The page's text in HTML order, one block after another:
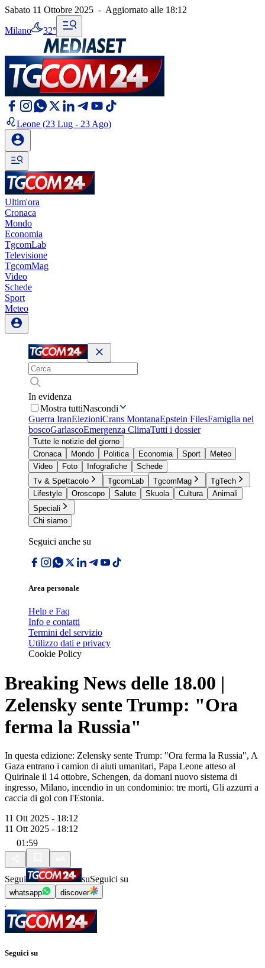
Sabato 11 Ottobre 2025 - Aggiornato alle 18:12
Milano 32°
Leone (23 Lug - 23 Ago)
Ultim'ora
Cronaca
Mondo
Economia
TgcomLab
Televisione
TgcomMag
Video
Schede
Sport
Meteo
In evidenza
Mostra tuttiNascondi
Guerra IranElezioniCrans MontanaEpstein FilesFamiglia nel
boscoGarlascoEmergenza ClimaTutti i dossier
Tutte le notizie del giorno
Cronaca
Mondo Politica Economia Sport
Meteo
Video
Foto Infografiche
Schede
Tv & Spettacolo
TgcomLab TgcomMag
TgTech
Lifestyle
Oroscopo Salute Skuola Cultura
Animali
Speciali
Chi siamo
Seguici anche su
Area personale
Help e Faq
Info e contatti
Termini del servizio
Utilizzo dati e privacy
Cookie Policy
Breaking News delle 18.00 |
Zelensky sente Trump: "Ora
ferma la Russia"
In questa edizione: Zelensky sente Trump: "Ora ferma la Russia", A
Gaza entrano i camion di aiuti umanitari, Papa Leone atteso al
Quirinale il 14 ottobre, Schengen, da domani nuovo sistema di
ingresso, Milano, incendio in un condominio: tre morti, Gli azzurri a
caccia di gol con l'Estonia.
11 Ott 2025 - 18:12
11 Ott 2025 - 18:12
01:59
Segui suSeguici su
whatsapp discover
Seguici su